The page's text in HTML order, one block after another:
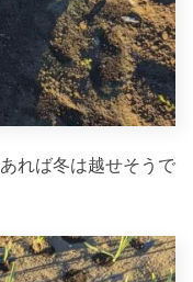
れば冬は越せそうで